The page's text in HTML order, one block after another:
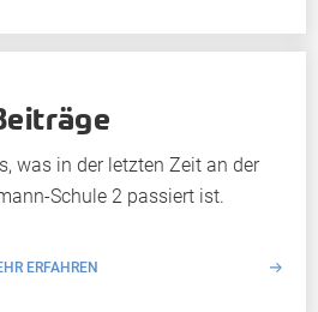
was in der letzten Zeit an der
Schule 2 passiert ist.
ERFAHREN